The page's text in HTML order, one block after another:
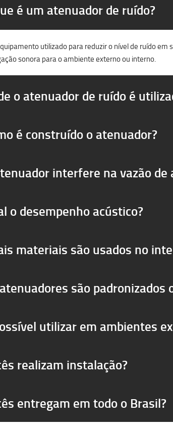
é um atenuador de ruído?
utilizado para reduzir o nível de ruído
sonora para o ambiente externo ou interno.
o atenuador de ruído é
é construído o atenuador?
interfere na vazão de
o desempenho acústico?
materiais são usados no
são padronizados
utilizar em ambientes
realizam instalação?
entregam em todo o Brasil?